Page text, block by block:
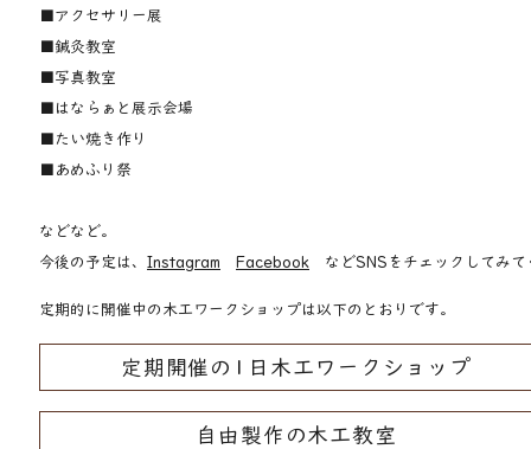
■アクセサリー展
​■鍼灸教室
■写真教室
■はならぁと展示会場
■たい焼き作り
■あめふり祭​
などなど。
​今後の予定は、 Instagram Facebook などSNSをチェックしてみて
定期的に開催中の木工ワークショップは以下のとおりです。
定期開催の1日木工ワークショップ
自由製作の木工教室